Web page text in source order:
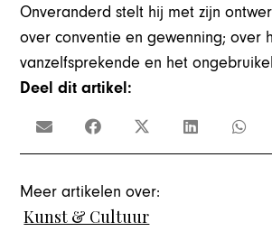
Onveranderd stelt hij met zijn
over conventie en gewenning; over
vanzelfsprekende en het
Deel dit artikel:
Meer artikelen over:
Kunst & Cultuur